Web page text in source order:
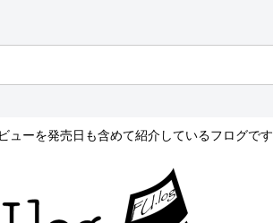
ューを発売日も含めて紹介しているフログです